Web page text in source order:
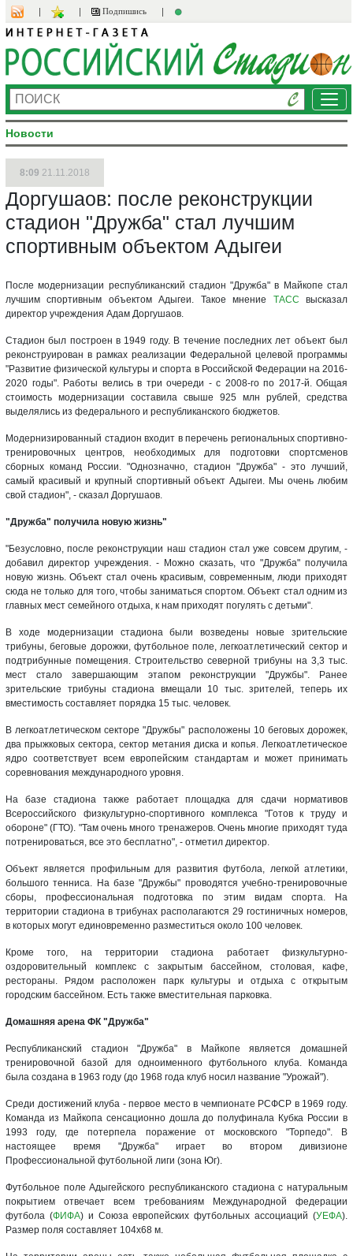
Подпишись
Новости
8:09 21.11.2018
Доргушаов: после реконструкции
стадион "Дружба" стал лучшим
спортивным объектом Адыгеи
После модернизации республиканский стадион "Дружба" в Майкопе стал
лучшим спортивным объектом Адыгеи. Такое мнение ТАСС высказал
директор учреждения Адам Доргушаов.
Стадион был построен в 1949 году. В течение последних лет объект был
реконструирован в рамках реализации Федеральной целевой программы
"Развитие физической культуры и спорта в Российской Федерации на 2016-
2020 годы". Работы велись в три очереди - с 2008-го по 2017-й. Общая
стоимость модернизации составила свыше 925 млн рублей, средства
выделялись из федерального и республиканского бюджетов.
Модернизированный стадион входит в перечень региональных спортивно-
тренировочных центров, необходимых для подготовки спортсменов
сборных команд России. "Однозначно, стадион "Дружба" - это лучший,
самый красивый и крупный спортивный объект Адыгеи. Мы очень любим
свой стадион", - сказал Доргушаов.
"Дружба" получила новую жизнь"
"Безусловно, после реконструкции наш стадион стал уже совсем другим, -
добавил директор учреждения. - Можно сказать, что "Дружба" получила
новую жизнь. Объект стал очень красивым, современным, люди приходят
сюда не только для того, чтобы заниматься спортом. Объект стал одним из
главных мест семейного отдыха, к нам приходят погулять с детьми".
В ходе модернизации стадиона были возведены новые зрительские
трибуны, беговые дорожки, футбольное поле, легкоатлетический сектор и
подтрибунные помещения. Строительство северной трибуны на 3,3 тыс.
мест стало завершающим этапом реконструкции "Дружбы". Ранее
зрительские трибуны стадиона вмещали 10 тыс. зрителей, теперь их
вместимость составляет порядка 15 тыс. человек.
В легкоатлетическом секторе "Дружбы" расположены 10 беговых дорожек,
два прыжковых сектора, сектор метания диска и копья. Легкоатлетическое
ядро соответствует всем европейским стандартам и может принимать
соревнования международного уровня.
На базе стадиона также работает площадка для сдачи нормативов
Всероссийского физкультурно-спортивного комплекса "Готов к труду и
обороне" (ГТО). "Там очень много тренажеров. Очень многие приходят туда
потренироваться, все это бесплатно", - отметил директор.
Объект является профильным для развития футбола, легкой атлетики,
большого тенниса. На базе "Дружбы" проводятся учебно-тренировочные
сборы, профессиональная подготовка по этим видам спорта. На
территории стадиона в трибунах располагаются 29 гостиничных номеров,
в которых могут единовременно разместиться около 100 человек.
Кроме того, на территории стадиона работает физкультурно-
оздоровительный комплекс с закрытым бассейном, столовая, кафе,
рестораны. Рядом расположен парк культуры и отдыха с открытым
городским бассейном. Есть также вместительная парковка.
Домашняя арена ФК "Дружба"
Республиканский стадион "Дружба" в Майкопе является домашней
тренировочной базой для одноименного футбольного клуба. Команда
была создана в 1963 году (до 1968 года клуб носил название "Урожай").
Среди достижений клуба - первое место в чемпионате РСФСР в 1969 году.
Команда из Майкопа сенсационно дошла до полуфинала Кубка России в
1993 году, где потерпела поражение от московского "Торпедо". В
настоящее время "Дружба" играет во втором дивизионе
Профессиональной футбольной лиги (зона Юг).
Футбольное поле Адыгейского республиканского стадиона с натуральным
покрытием отвечает всем требованиям Международной федерации
футбола (ФИФА) и Союза европейских футбольных ассоциаций (УЕФА).
Размер поля составляет 104х68 м.